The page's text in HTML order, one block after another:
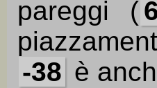
pareggi (
-38 è